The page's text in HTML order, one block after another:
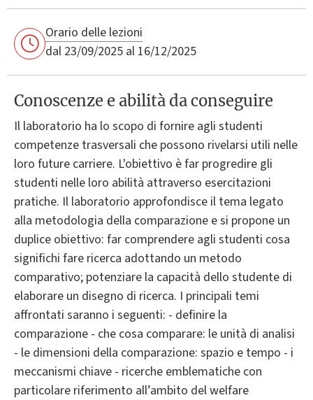
Orario delle lezioni
dal 23/09/2025 al 16/12/2025
Conoscenze e abilità da conseguire
Il laboratorio ha lo scopo di fornire agli studenti
competenze trasversali che possono rivelarsi utili nelle
loro future carriere. L'obiettivo è far progredire gli
studenti nelle loro abilità attraverso esercitazioni
pratiche. Il laboratorio approfondisce il tema legato
alla metodologia della comparazione e si propone un
duplice obiettivo: far comprendere agli studenti cosa
significhi fare ricerca adottando un metodo
comparativo; potenziare la capacità dello studente di
elaborare un disegno di ricerca. I principali temi
affrontati saranno i seguenti: - definire la
comparazione - che cosa comparare: le unità di analisi
- le dimensioni della comparazione: spazio e tempo - i
meccanismi chiave - ricerche emblematiche con
particolare riferimento all’ambito del welfare